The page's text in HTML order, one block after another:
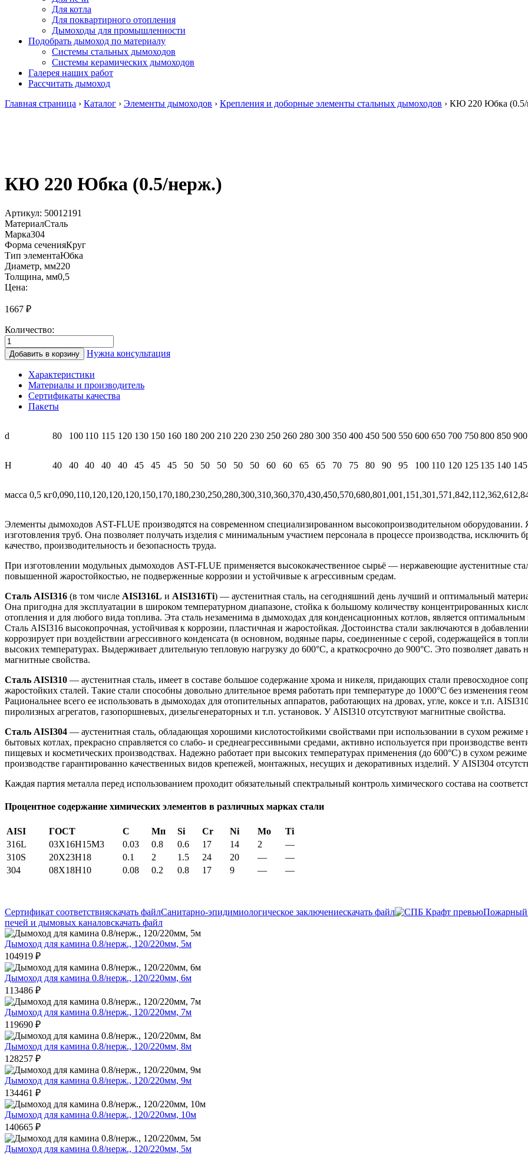
Для котла
Для поквартирного отопления
Дымоходы для промышленности
Подобрать дымоход по материалу
Системы стальных дымоходов
Системы керамических дымоходов
Галерея наших работ
Рассчитать дымоход
Главная страница › Каталог › Элементы дымоходов › Крепления и доборные элементы стальных дымоходов › КЮ 220 Юбка (0.5/
КЮ 220 Юбка (0.5/нерж.)
Артикул: 50012191
МатериалСталь
Марка304
Форма сеченияКруг
Тип элементаЮбка
Диаметр, мм220
Толщина, мм0,5
Цена:
1667 ₽
Количество:
Количество
товара
КЮ
Юбка
(0.5/
нерж.)
Добавить в корзину Нужна консультация
Характеристики
Материалы и производитель
Сертификаты качества
Пакеты
d 80 100 110 115 120 130 150 160 180 200 210 220 230 250 260 280 300 350 400 450 500 550 600 650 700 750800 850 900
H 40 40 40 40 40 45 45 45 50 50 50 50 50 60 60 65 65 70 75 80 90 95 100 110 120 125 135 140 145
масса 0,5 кг0,090,110,120,120,120,150,170,180,230,250,280,300,310,360,370,430,450,570,680,801,001,151,301,571,842,11 2,362,61
Элементы дымоходов AST-FLUE производятся на современном специализированном высокопроизводительном оборудовании.
изготовления труб. Она позволяет получать изделия с минимальным участием персонала в процессе производства,
качество, производительность и безопасность труда.
При изготовлении модульных дымоходов AST-FLUE применяется высококачественное сырьё — нержавеющие аустенитные
повышенной жаростойкостью, не подверженные коррозии и устойчивые к агрессивным средам.
Сталь AISI316 (в том числе AISI316L и AISI316Ti) — аустенитная сталь, на сегодняшний день лучший и оптимальный
Она пригодна для эксплуатации в широком температурном диапазоне, стойка к большому количеству концентрированных
отопления и для любого вида топлива. Эта сталь незаменима в дымоходах для конденсационных котлов, является
Сталь AISI316 высокопрочная, устойчивая к коррозии, пластичная и жаростойкая. Достоинства стали заключаются в
коррозирует при воздействии агрессивного конденсата (в основном, водяные пары, соединенные с серой, содержащейся в
высоких температурах. Выдерживает длительную тепловую нагрузку до 600°С, а краткосрочно до 900°С. Это позволяет
магнитные свойства.
Сталь AISI310 — аустенитная сталь, имеет в составе большое содержание хрома и никеля, придающих стали превосходное
жаростойких сталей. Такие стали способны довольно длительное время работать при температуре до 1000°С без изменения
Рациональнее всего ее использовать в дымоходах для отопительных аппаратов, работающих на дровах, угле, коксе и т.п.
пиролизных агрегатов, газопоршневых, дизельгенераторных и т.п. установок. У AISI310 отсутствуют магнитные свойства.
Сталь AISI304 — аустенитная сталь, обладающая хорошими кислотостойкими свойствами при использовании в сухом режиме
бытовых котлах, прекрасно справляется со слабо- и среднеагрессивными средами, активно используется при производстве
пищевых и косметических производствах. Надежно работает при высоких температурах применения (до 600°С) в сухом
производстве гарантированно качественных видов крепежей, монтажных, несущих и декоративных изделий. У AISI304
Каждая партия металла перед использованием проходит обязательный спектральный контроль химического состава на
Процентное содержание химических элементов в различных марках стали
AISI ГОСТ С Мп Si Cr Ni Мо
Ti
316L
03X16H15M3 0.03 0.8 0.6 17 14 2
—
310S
20Х23Н18 0.1 2 1.5 24 20 —
—
304
08Х18Н10 0.08 0.2 0.8 17 9 — —
Сертификат соответствияскачать файлСанитарно-эпидимиологическое заключениескачать файл Пожарный
печей и дымовых каналовскачать файл
Дымоход для камина 0.8/нерж., 120/220мм, 5м
104919 ₽
Дымоход для камина 0.8/нерж., 120/220мм, 6м
113486 ₽
Дымоход для камина 0.8/нерж., 120/220мм, 7м
119690 ₽
Дымоход для камина 0.8/нерж., 120/220мм, 8м
128257 ₽
Дымоход для камина 0.8/нерж., 120/220мм, 9м
134461 ₽
Дымоход для камина 0.8/нерж., 120/220мм, 10м
140665 ₽
Дымоход для камина 0.8/нерж., 120/220мм, 5м